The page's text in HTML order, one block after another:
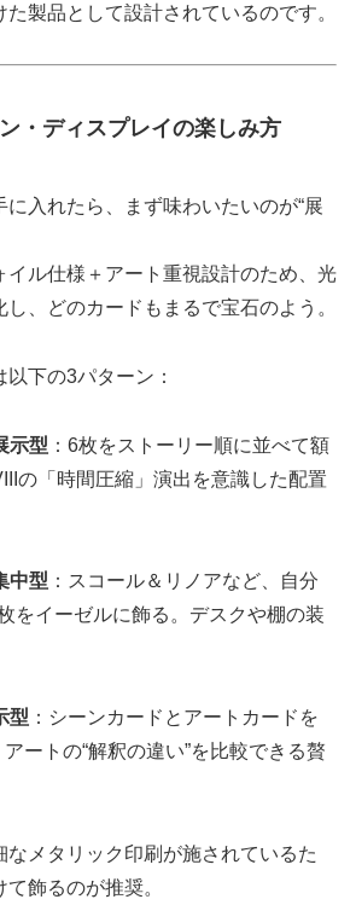
た製品として設計されているのです。
・ディスプレイの楽しみ方
に入れたら、まず味わいたいのが“展
イル仕様＋アート重視設計のため、光
、どのカードもまるで宝石のよう。
下の3パターン：
示型 ：6枚をストーリー順に並べて額
の「時間圧縮」演出を意識した配置
中型 ：スコール＆リノアなど、自分
をイーゼルに飾る。デスクや棚の装
型 ：シーンカードとアートカードを
ートの“解釈の違い”を比較できる贅
なメタリック印刷が施されているた
飾るのが推奨。